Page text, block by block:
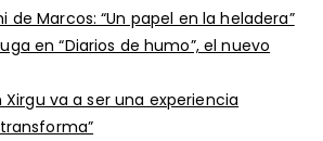
de Marcos: “Un papel en la heladera”
en “Diarios de humo”, el nuevo
Xirgu va a ser una experiencia